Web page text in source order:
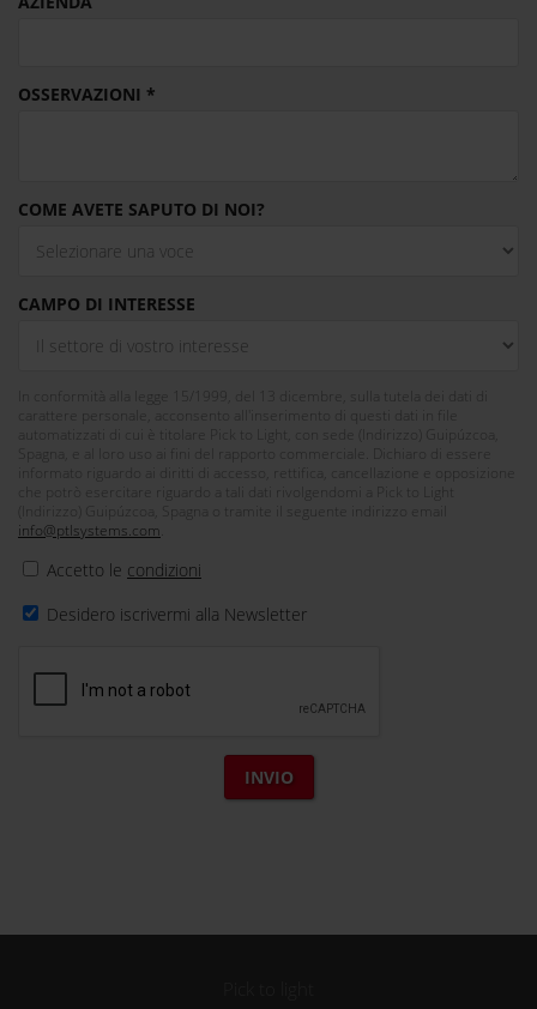
OSSERVAZIONI
COME AVETE SAPUTO DI NOI?
CAMPO DI INTERESSE
In conformità alla legge 15/1999, del 13 dicembre, sulla tutela dei dati di
carattere personale, acconsento all'inserimento di questi dati in file
automatizzati di cui è titolare Pick to Light, con sede (Indirizzo) Guipúzcoa,
Spagna, e al loro uso ai fini del rapporto commerciale. Dichiaro di essere
informato riguardo ai diritti di accesso, rettifica, cancellazione e opposizione
che potrò esercitare riguardo a tali dati rivolgendomi a Pick to Light
(Indirizzo) Guipúzcoa, Spagna o tramite il seguente indirizzo email
info@ptlsystems.com
Accetto le condizioni
Desidero iscrivermi alla Newsletter